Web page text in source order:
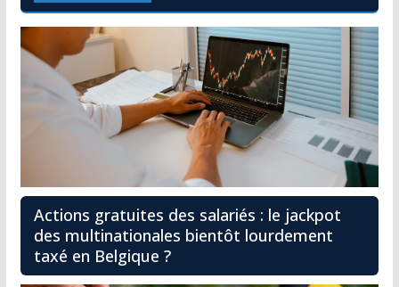
Actions gratuites des salariés : le jackpot
des multinationales bientôt lourdement
taxé en Belgique ?